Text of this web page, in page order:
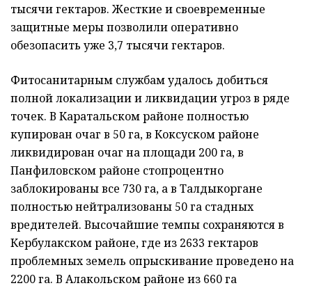
тысячи гектаров. Жесткие и своевременные
защитные меры позволили оперативно
обезопасить уже 3,7 тысячи гектаров.
Фитосанитарным службам удалось добиться
полной локализации и ликвидации угроз в ряде
точек. В Каратальском районе полностью
купирован очаг в 50 га, в Коксуском районе
ликвидирован очаг на площади 200 га, в
Панфиловском районе стопроцентно
заблокированы все 730 га, а в Талдыкоргане
полностью нейтрализованы 50 га стадных
вредителей. Высочайшие темпы сохраняются в
Кербулакском районе, где из 2633 гектаров
проблемных земель опрыскивание проведено на
2200 га. В Алакольском районе из 660 га